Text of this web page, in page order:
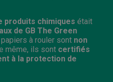
produits chimiques était
de GB The Green
papiers à rouler sont non
même, ils sont certifiés
à la protection de